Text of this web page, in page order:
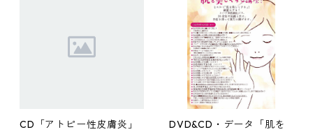
CD「アトピー性皮膚炎」
DVD&CD・データ「肌を